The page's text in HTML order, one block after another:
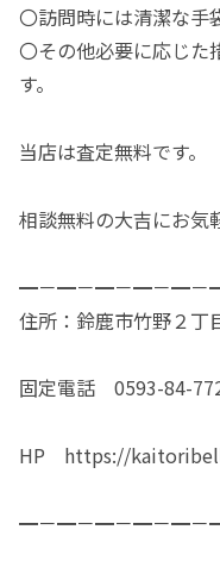
〇訪問時には清潔な手
〇その他必要に応じた
す。
当店は査定無料です。
相談無料の大吉にお
━－━－━－━－━
住所：鈴鹿市竹野２丁
固定電話 0593-84-
HP https://
━－━－━－━－━